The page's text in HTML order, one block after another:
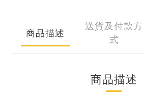
商品描述
送貨及付款方
式
商品描述